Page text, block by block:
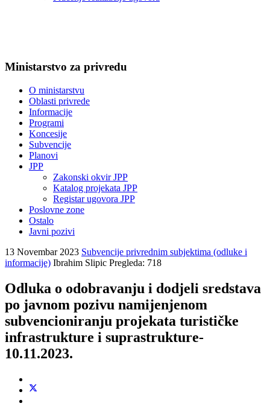
Ministarstvo za privredu
O ministarstvu
Oblasti privrede
Informacije
Programi
Koncesije
Subvencije
Planovi
JPP
Zakonski okvir JPP
Katalog projekata JPP
Registar ugovora JPP
Poslovne zone
Ostalo
Javni pozivi
13 Novembar 2023 Subvencije privrednim subjektima (odluke i
informacije) Ibrahim Slipic Pregleda: 718
Odluka o odobravanju i dodjeli sredstava
po javnom pozivu namijenjenom
subvencioniranju projekata turističke
infrastrukture i suprastrukture-
10.11.2023.